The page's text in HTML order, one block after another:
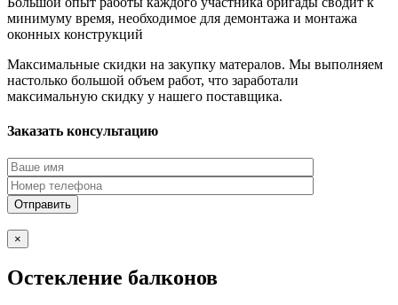
минимуму время, необходимое для демонтажа и монтажа
оконных конструкций
Максимальные скидки на закупку матералов. Мы выполняем
настолько большой объем работ, что заработали
максимальную скидку у нашего поставщика.
Заказать консультацию
×
Остекление балконов